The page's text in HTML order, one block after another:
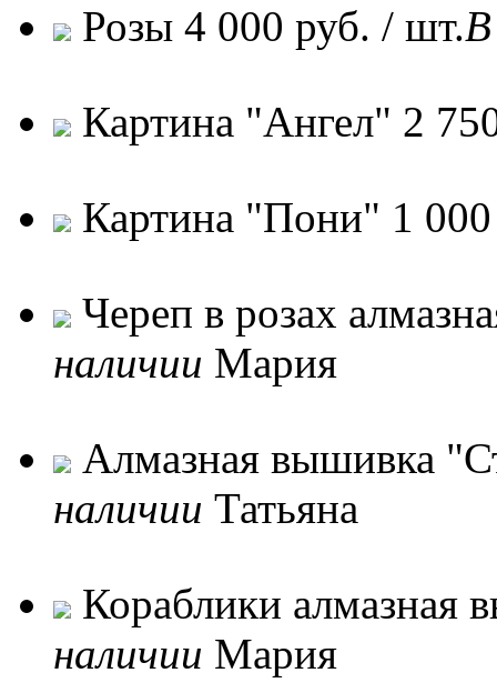
Розы 4 000 руб. / шт.В
Картина "Ангел" 2
Картина "Пони" 1
Череп в розах
наличии Мария
Алмазная вышивка
наличии Татьяна
Кораблики алмазная
наличии Мария